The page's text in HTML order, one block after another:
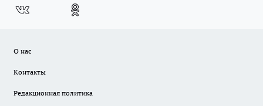
О нас
Контакты
Редакционная политика